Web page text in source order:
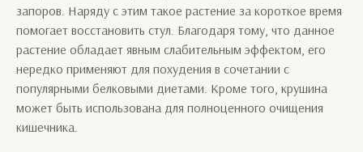
запоров. Наряду с этим такое растение за короткое время
помогает восстановить стул. Благодаря тому, что данное
растение обладает явным слабительным эффектом, его
нередко применяют для похудения в сочетании с
популярными белковыми диетами. Кроме того, крушина
может быть использована для полноценного очищения
кишечника.